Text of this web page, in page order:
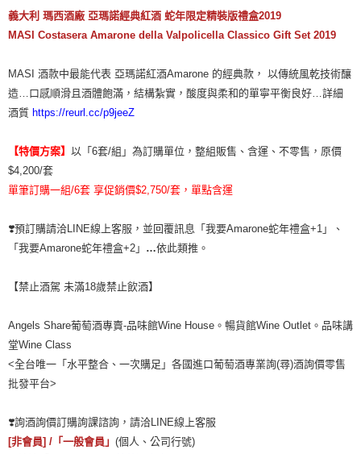
義大利 瑪西酒廠 亞瑪諾經典紅酒 蛇年限定精裝版禮盒2019
MASI Costasera Amarone della Valpolicella Classico Gift Set 2019
MASI 酒款中最能代表 亞瑪諾紅酒Amarone 的經典款， 以傳統風乾技術釀
造…口感順滑且酒體飽滿，結構紮實，酸度與柔和的單寧平衡良好…詳細
酒質 https://reurl.cc/p9jeeZ
【特價方案】 以「 6套/組」為訂購單位，整組販售、含運、不零售，原價
$4,200/套
單筆訂購一組/6套 享促銷價$2,750/套，單點含運
❣️預訂購請洽LINE線上客服，並回覆訊息「我要Amarone蛇年禮盒+1」、
「我要Amarone蛇年禮盒+2」 …依此類推。
【禁止酒駕 未滿18歲禁止飲酒】
Angels Share葡萄酒專賣-品味館Wine House。暢貨館Wine Outlet。品味講
堂Wine Class
<全台唯一「水平整合、一次購足」各國進口葡萄酒專業詢(尋)酒詢價零售
批發平台>
❣️詢酒詢價訂購詢課諮詢，請洽LINE線上客服
[非會員] / 「一般會員」 (個人、公司行號)